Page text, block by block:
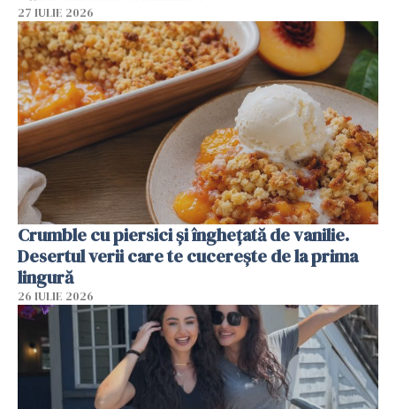
27 IULIE 2026
Crumble cu piersici și înghețată de vanilie.
Desertul verii care te cucerește de la prima
lingură
26 IULIE 2026